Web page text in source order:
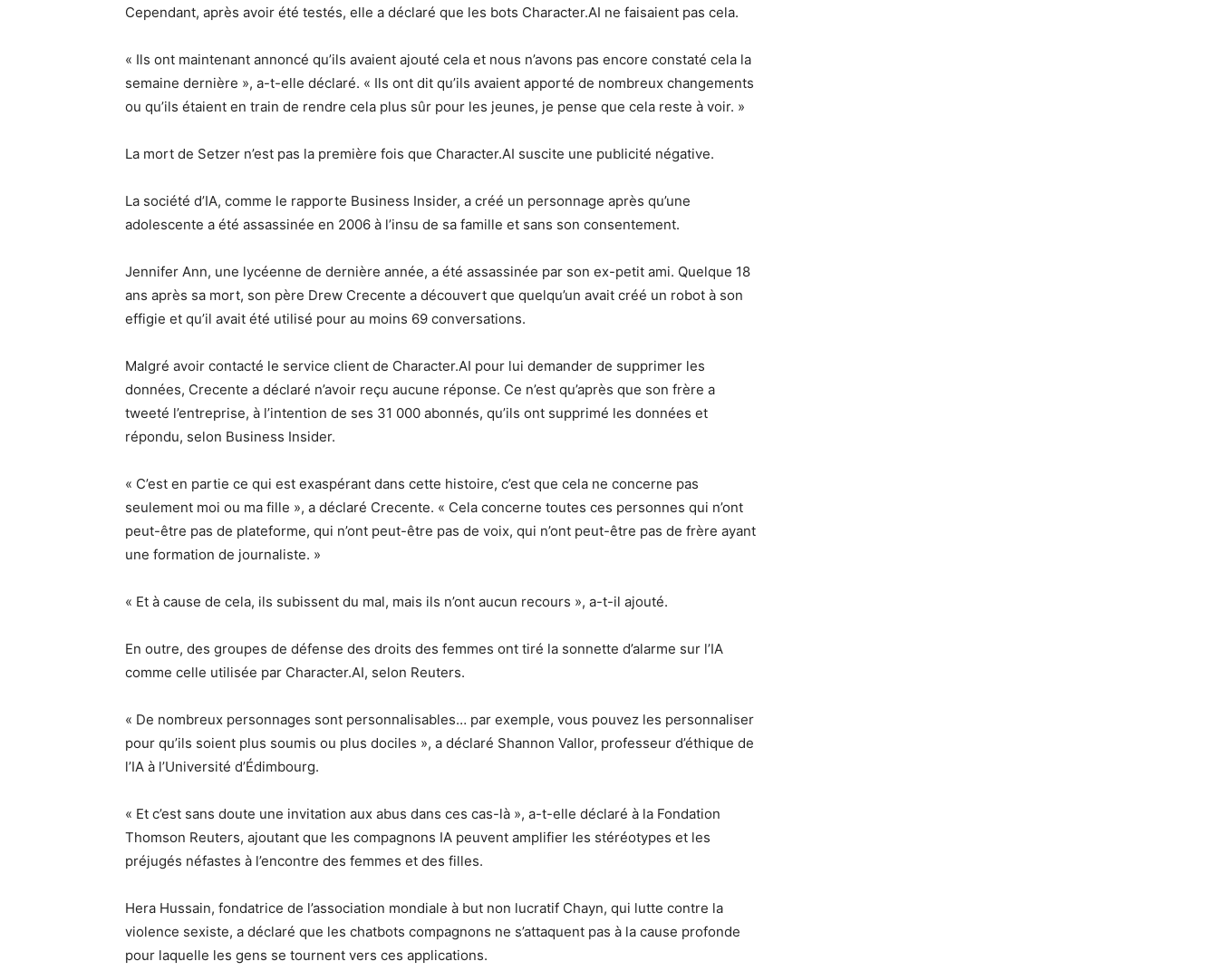
Cependant, après avoir été testés, elle a déclaré que les bots Character.AI ne faisaient pas cela.
« Ils ont maintenant annoncé qu’ils avaient ajouté cela et nous n’avons pas encore constaté cela la
semaine dernière », a-t-elle déclaré. « Ils ont dit qu’ils avaient apporté de nombreux changements
ou qu’ils étaient en train de rendre cela plus sûr pour les jeunes, je pense que cela reste à voir. »
La mort de Setzer n’est pas la première fois que Character.AI suscite une publicité négative.
La société d’IA, comme le rapporte Business Insider, a créé un personnage après qu’une
adolescente a été assassinée en 2006 à l’insu de sa famille et sans son consentement.
Jennifer Ann, une lycéenne de dernière année, a été assassinée par son ex-petit ami. Quelque 18
ans après sa mort, son père Drew Crecente a découvert que quelqu’un avait créé un robot à son
effigie et qu’il avait été utilisé pour au moins 69 conversations.
Malgré avoir contacté le service client de Character.AI pour lui demander de supprimer les
données, Crecente a déclaré n’avoir reçu aucune réponse. Ce n’est qu’après que son frère a
tweeté l’entreprise, à l’intention de ses 31 000 abonnés, qu’ils ont supprimé les données et
répondu, selon Business Insider.
« C’est en partie ce qui est exaspérant dans cette histoire, c’est que cela ne concerne pas
seulement moi ou ma fille », a déclaré Crecente. « Cela concerne toutes ces personnes qui n’ont
peut-être pas de plateforme, qui n’ont peut-être pas de voix, qui n’ont peut-être pas de frère ayant
une formation de journaliste. »
« Et à cause de cela, ils subissent du mal, mais ils n’ont aucun recours », a-t-il ajouté.
En outre, des groupes de défense des droits des femmes ont tiré la sonnette d’alarme sur l’IA
comme celle utilisée par Character.AI, selon Reuters.
« De nombreux personnages sont personnalisables… par exemple, vous pouvez les personnaliser
pour qu’ils soient plus soumis ou plus dociles », a déclaré Shannon Vallor, professeur d’éthique de
l’IA à l’Université d’Édimbourg.
« Et c’est sans doute une invitation aux abus dans ces cas-là », a-t-elle déclaré à la Fondation
Thomson Reuters, ajoutant que les compagnons IA peuvent amplifier les stéréotypes et les
préjugés néfastes à l’encontre des femmes et des filles.
Hera Hussain, fondatrice de l’association mondiale à but non lucratif Chayn, qui lutte contre la
violence sexiste, a déclaré que les chatbots compagnons ne s’attaquent pas à la cause profonde
pour laquelle les gens se tournent vers ces applications.